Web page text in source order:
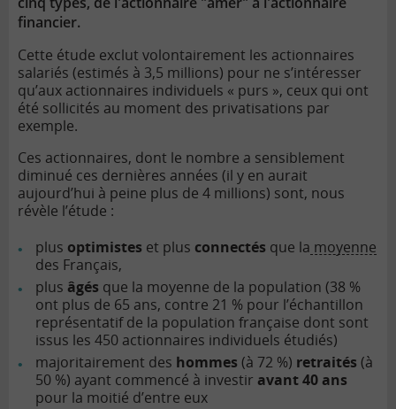
financier.
Cette étude exclut volontairement les actionnaires
salariés (estimés à 3,5 millions) pour ne s’intéresser
qu’aux actionnaires individuels « purs », ceux qui ont
été sollicités au moment des privatisations par
exemple.
Ces actionnaires, dont le nombre a sensiblement
diminué ces dernières années (il y en aurait
aujourd’hui à peine plus de 4 millions) sont, nous
révèle l’étude :
plus optimistes et plus connectés que la moyenne
des Français,
plus âgés que la moyenne de la population (38 %
ont plus de 65 ans, contre 21 % pour l’échantillon
représentatif de la population française dont sont
issus les 450 actionnaires individuels étudiés)
majoritairement des hommes (à 72 %) retraités (à
50 %) ayant commencé à investir avant 40 ans
pour la moitié d’entre eux